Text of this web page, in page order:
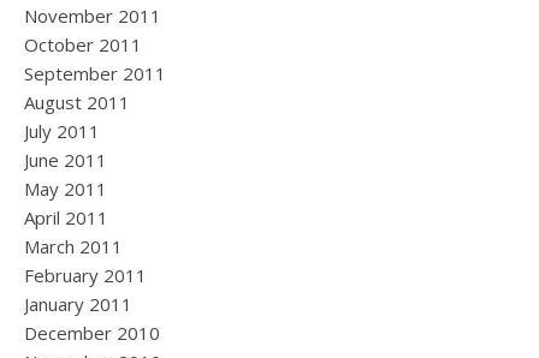
November 2011
October 2011
September 2011
August 2011
July 2011
June 2011
May 2011
April 2011
March 2011
February 2011
January 2011
December 2010